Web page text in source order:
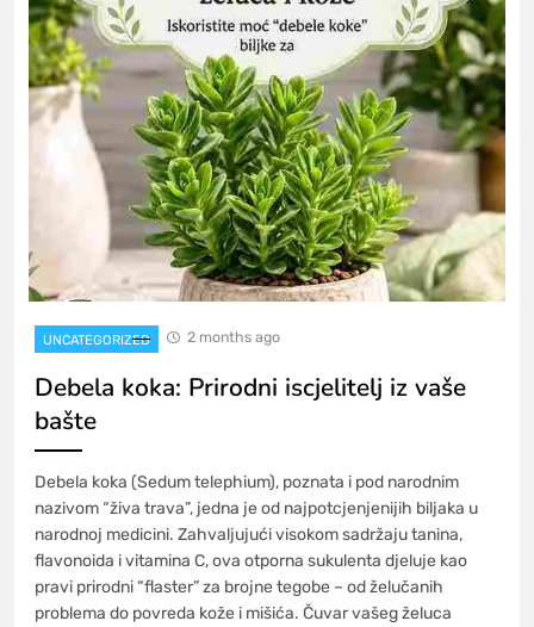
UNCATEGORIZED 2 months ago
Debela koka: Prirodni iscjelitelj iz vaše
bašte
Debela koka (Sedum telephium), poznata i pod narodnim
nazivom “živa trava”, jedna je od najpotcjenjenijih biljaka u
narodnoj medicini. Zahvaljujući visokom sadržaju tanina,
flavonoida i vitamina C, ova otporna sukulenta djeluje kao
pravi prirodni “flaster” za brojne tegobe – od želučanih
problema do povreda kože i mišića. Čuvar vašeg želuca